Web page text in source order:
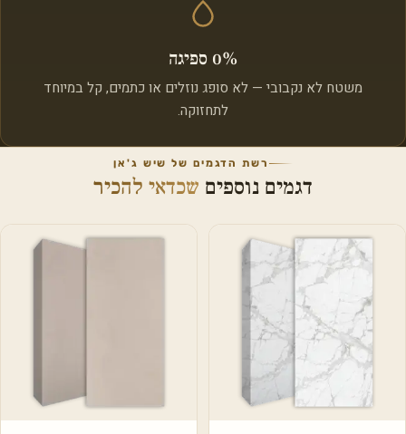
0% ספיגה
משטח לא נקבובי — לא סופג נוזלים או כתמים, קל במיוחד
לתחזוקה.
רשת הדגמים של שיש ג'אן
דגמים נוספים שכדאי להכיר